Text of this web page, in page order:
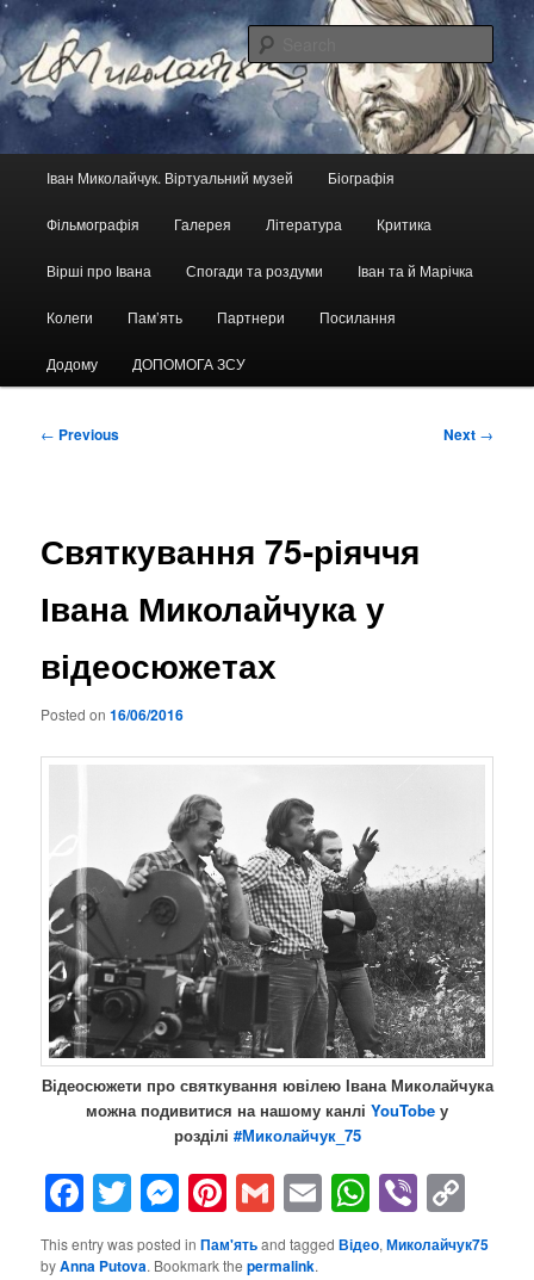
Skip
to
primary
contentІван Миколайчук. Віртуальний
музей
український кіноактор, кінорежисер, сценарист
Іван Миколайчук. Віртуальний музей Біографія
Фільмографія Галерея Література Критика
Вірші про Івана Спогади та роздуми Іван та й Марічка
Колеги Пам’ять Партнери Посилання
Додому ДОПОМОГА ЗСУ
Post
← Previous Next →
Святкування 75-ріяччя
Івана Миколайчука у
відеосюжетах
Posted on16/06/2016
Відеосюжети про святкування ювілею Івана Миколайчука
можна подивитися на нашому канлі YouTobe у
розділі #Миколайчук_75
Facebook
Twitter
Messenger
Pinterest
GmailEmailViber
This entry was posted inПам'ятьand taggedВідео,Миколайчук75
byAnna Putova. Bookmark thepermalink.